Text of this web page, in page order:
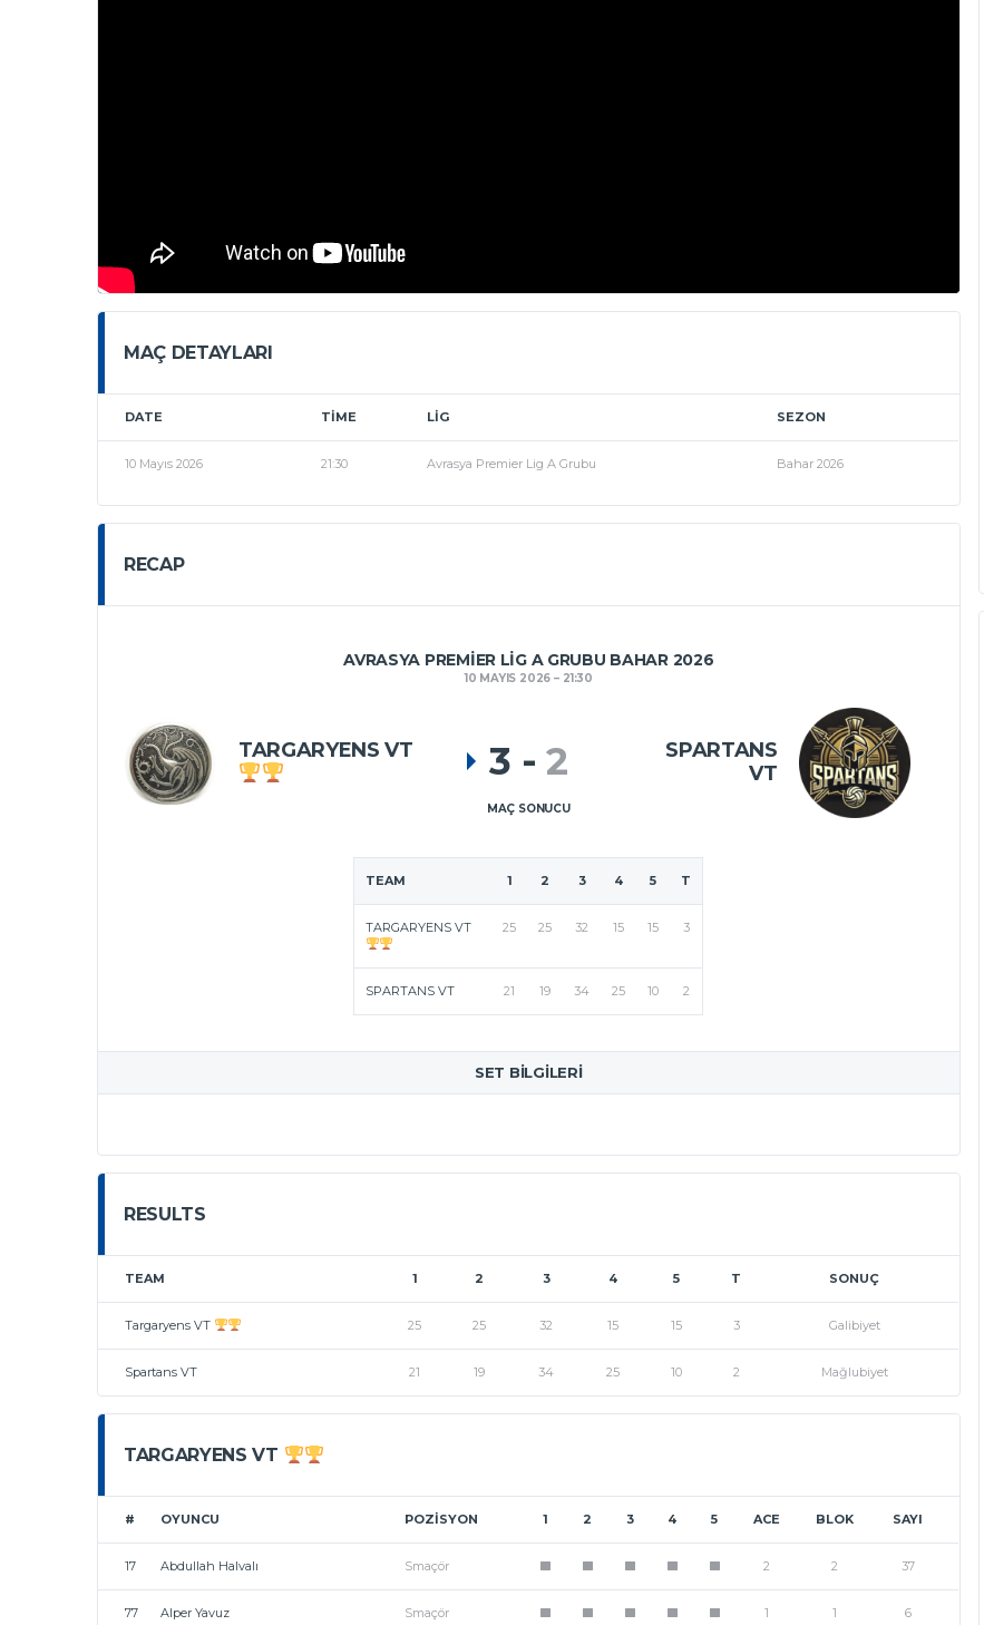
MAÇ DETAYLARI
DATE TIME LIG SEZON
10 Mayıs 2026 21:30 Avrasya Premier Lig A Grubu Bahar 2026
RECAP
AVRASYA PREMIER LIG A GRUBU BAHAR 2026
10 MAYIS 2026 21:30
TARGARYENS VT
SPARTANS
VT
3 - 2
MAÇ SONUCU
TEAM 1 2 3 4 5 T
TARGARYENS VT 25 25 32 15 15 3
SPARTANS VT 21 19 34 25 10 2
SET BILGILERI
RESULTS
TEAM 1 2 3 4 5 T SONUÇ
Targaryens VT 25 25 32 15 15 3 Galibiyet
Spartans VT 21 19 34 25 10 2 Mağlubiyet
TARGARYENS VT
# OYUNCU POZISYON 1 2 3 4 5 ACE BLOK SAYI
17 Abdullah Halvalı Smaçör 2 2 37
77 Alper Yavuz Smaçör 1 1 6